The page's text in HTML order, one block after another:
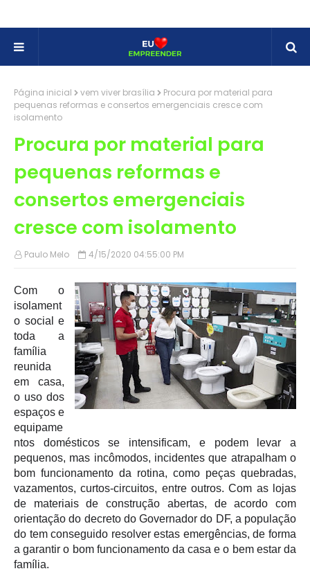
Página inicial vem viver brasília
Procura por material para
pequenas reformas e consertos emergenciais cresce com
isolamento
Procura por material para
pequenas reformas e
consertos emergenciais
cresce com isolamento
Paulo Melo 4/15/2020 04:55:00 PM
Com o
isolament
o social e
toda a
família
reunida
em casa,
o uso dos
espaços e
equipame
ntos domésticos se intensificam, e podem levar a
pequenos, mas incômodos, incidentes que atrapalham o
bom funcionamento da rotina, como peças quebradas,
vazamentos, curtos-circuitos, entre outros. Com as lojas
de materiais de construção abertas, de acordo com
orientação do decreto do Governador do DF, a população
do tem conseguido resolver estas emergências, de forma
a garantir o bom funcionamento da casa e o bem estar da
família.